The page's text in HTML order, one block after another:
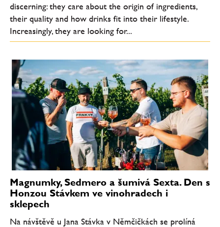
discerning: they care about the origin of ingredients,
their quality and how drinks fit into their lifestyle.
Increasingly, they are looking for...
Magnumky, Sedmero a šumivá Sexta. Den s
Honzou Stávkem ve vinohradech i
sklepech
Na návštěvě u Jana Stávka v Němčičkách se prolíná